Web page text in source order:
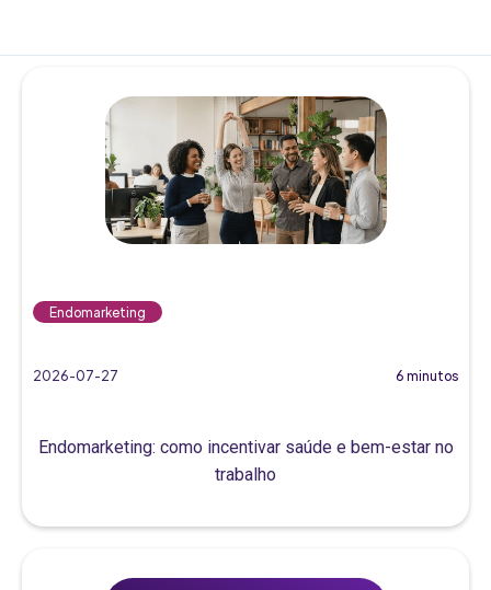
Endomarketing
2026-07-27 6 minutos
Endomarketing: como incentivar saúde e bem-estar no
trabalho